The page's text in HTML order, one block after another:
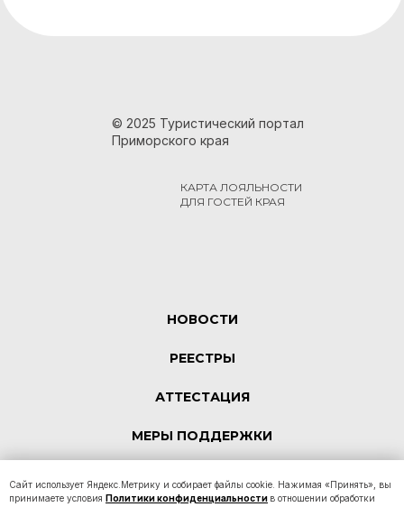
© 2025 Туристический портал
Приморского края
КАРТА ЛОЯЛЬНОСТИ
ДЛЯ ГОСТЕЙ КРАЯ
НОВОСТИ
РЕЕСТРЫ
АТТЕСТАЦИЯ
МЕРЫ ПОДДЕРЖКИ
Сайт использует Яндекс.Метрику и собирает файлы cookie. Нажимая «Принять», вы
принимаете условия Политики конфиденциальности в отношении обработки